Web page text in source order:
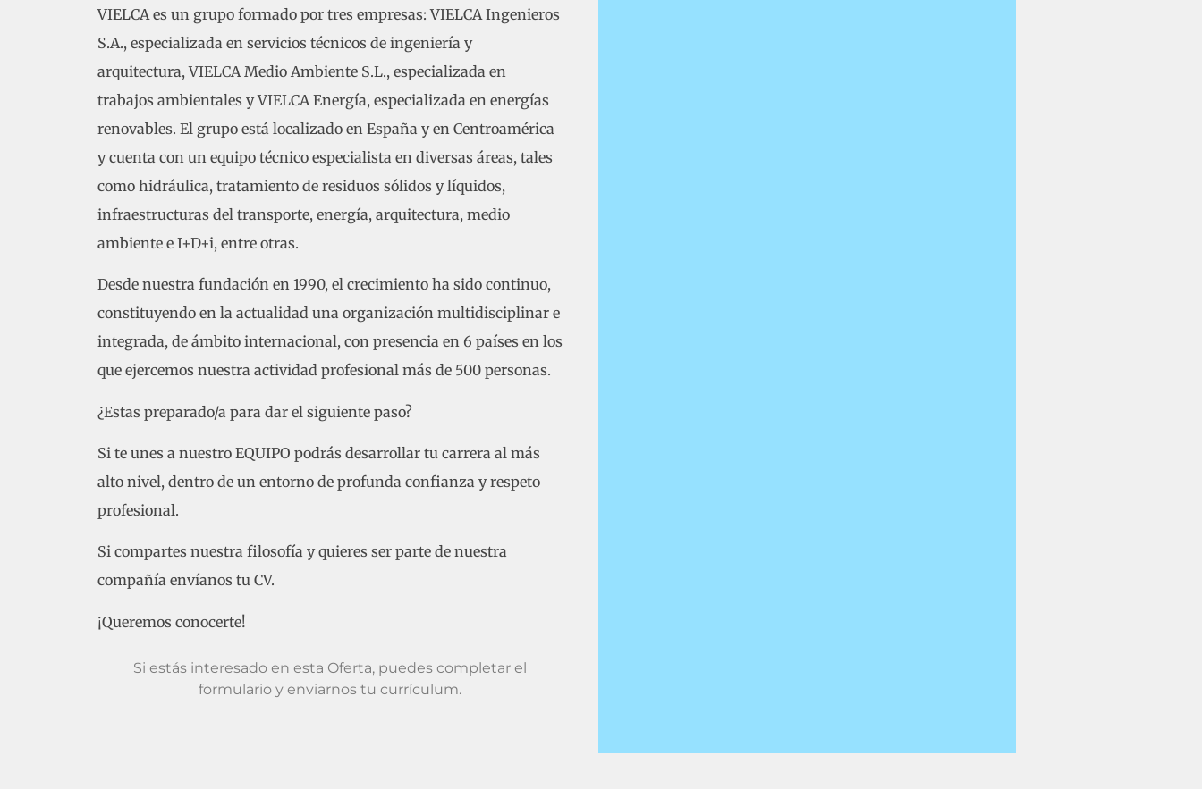
VIELCA es un grupo formado por tres empresas: VIELCA Ingenieros
S.A., especializada en servicios técnicos de ingeniería y
arquitectura, VIELCA Medio Ambiente S.L., especializada en
trabajos ambientales y VIELCA Energía, especializada en energías
renovables. El grupo está localizado en España y en Centroamérica
y cuenta con un equipo técnico especialista en diversas áreas, tales
como hidráulica, tratamiento de residuos sólidos y líquidos,
infraestructuras del transporte, energía, arquitectura, medio
ambiente e I+D+i, entre otras.
Desde nuestra fundación en 1990, el crecimiento ha sido continuo,
constituyendo en la actualidad una organización multidisciplinar e
integrada, de ámbito internacional, con presencia en 6 países en los
que ejercemos nuestra actividad profesional más de 500 personas.
¿Estas preparado/a para dar el siguiente paso?
Si te unes a nuestro EQUIPO podrás desarrollar tu carrera al más
alto nivel, dentro de un entorno de profunda confianza y respeto
profesional.
Si compartes nuestra filosofía y quieres ser parte de nuestra
compañía envíanos tu CV.
¡Queremos conocerte!
Si estás interesado en esta Oferta, puedes completar el
formulario y enviarnos tu currículum.